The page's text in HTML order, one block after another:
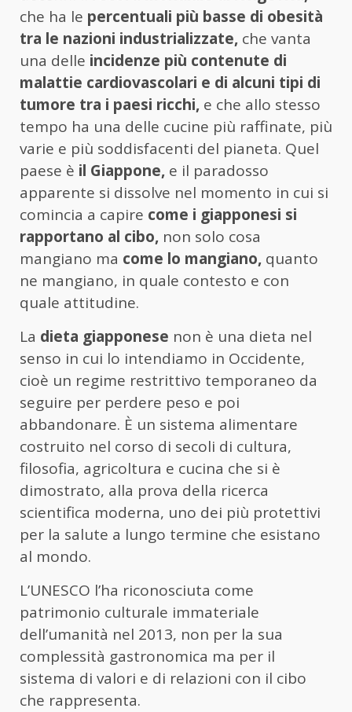
che ha le percentuali più basse di obesità
tra le nazioni industrializzate, che vanta
una delle incidenze più contenute di
malattie cardiovascolari e di alcuni tipi di
tumore tra i paesi ricchi, e che allo stesso
tempo ha una delle cucine più raffinate, più
varie e più soddisfacenti del pianeta. Quel
paese è il Giappone, e il paradosso
apparente si dissolve nel momento in cui si
comincia a capire come i giapponesi si
rapportano al cibo, non solo cosa
mangiano ma come lo mangiano, quanto
ne mangiano, in quale contesto e con
quale attitudine.
La dieta giapponese non è una dieta nel
senso in cui lo intendiamo in Occidente,
cioè un regime restrittivo temporaneo da
seguire per perdere peso e poi
abbandonare. È un sistema alimentare
costruito nel corso di secoli di cultura,
filosofia, agricoltura e cucina che si è
dimostrato, alla prova della ricerca
scientifica moderna, uno dei più protettivi
per la salute a lungo termine che esistano
al mondo.
L’UNESCO l’ha riconosciuta come
patrimonio culturale immateriale
dell’umanità nel 2013, non per la sua
complessità gastronomica ma per il
sistema di valori e di relazioni con il cibo
che rappresenta.